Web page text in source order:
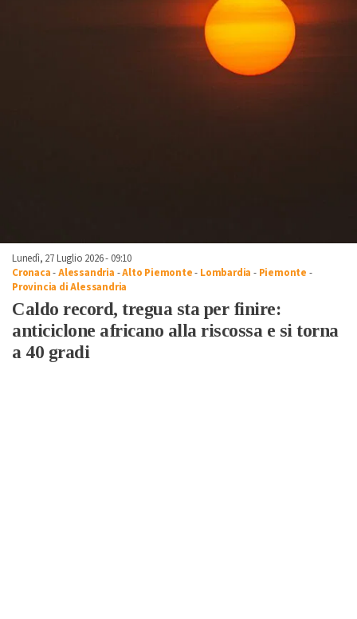
Lunedì, 27 Luglio 2026 - 09:10
Cronaca-Alessandria -Alto Piemonte- Lombardia - Piemonte -
Provincia di Alessandria
Caldo record, tregua sta per finire:
anticiclone africano alla riscossa e si torna
a 40 gradi